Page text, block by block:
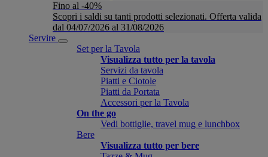
Fino al -40%
Scopri i saldi su tanti prodotti selezionati. Offerta valida
dal 04/07/2026 al 31/08/2026
Servire
Set per la Tavola
Visualizza tutto per la tavola
Servizi da tavola
Piatti e Ciotole
Piatti da Portata
Accessori per la Tavola
On the go
Vedi bottiglie, travel mug e lunchbox
Bere
Visualizza tutto per bere